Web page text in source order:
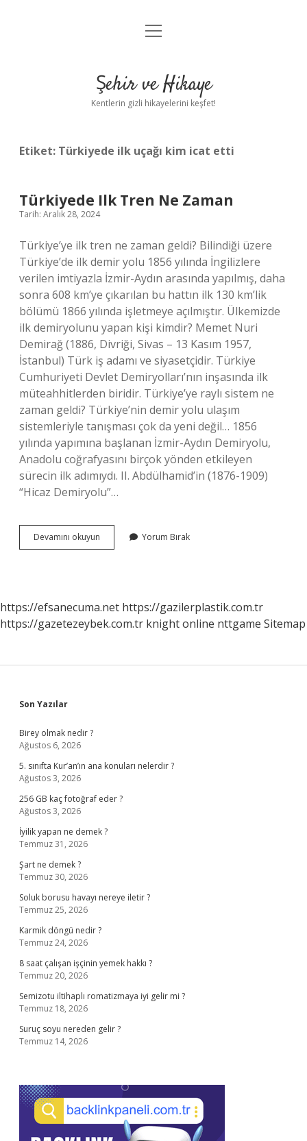
Anasayfa
Yasal Uyarı
menüyü
Şehir ve Hikaye
Kentlerin gizli hikayelerini keşfet!
Etiket: Türkiyede ilk uçağı kim icat etti
Türkiyede Ilk Tren Ne Zaman
Tarih: Aralık 28, 2024
Türkiye’ye ilk tren ne zaman geldi? Bilindiği üzere
Türkiye’de ilk demir yolu 1856 yılında İngilizlere
verilen imtiyazla İzmir-Aydın arasında yapılmış, daha
sonra 608 km’ye çıkarılan bu hattın ilk 130 km’lik
bölümü 1866 yılında işletmeye açılmıştır. Ülkemizde
ilk demiryolunu yapan kişi kimdir? Memet Nuri
Demirağ (1886, Divriği, Sivas – 13 Kasım 1957,
İstanbul) Türk iş adamı ve siyasetçidir. Türkiye
Cumhuriyeti Devlet Demiryolları’nın inşasında ilk
müteahhitlerden biridir. Türkiye’ye raylı sistem ne
zaman geldi? Türkiye’nin demir yolu ulaşım
sistemleriyle tanışması çok da yeni değil… 1856
yılında yapımına başlanan İzmir-Aydın Demiryolu,
Anadolu coğrafyasını birçok yönden etkileyen
sürecin ilk adımıydı. II. Abdülhamid’in (1876-1909)
“Hicaz Demiryolu”…
Devamını okuyun Türkiyede
Ilk
Yorum Bırak
https://efsanecuma.net https://gazilerplastik.com.tr
https://gazetezeybek.com.tr knight online nttgame Sitemap
Sidebar
Son Yazılar
Birey olmak nedir ?
Ağustos 6, 2026
5. sınıfta Kur’an’ın ana konuları nelerdir ?
Ağustos 3, 2026
256 GB kaç fotoğraf eder ?
Ağustos 3, 2026
İyilik yapan ne demek ?
Temmuz 31, 2026
Şart ne demek ?
Temmuz 30, 2026
Soluk borusu havayı nereye iletir ?
Temmuz 25, 2026
Karmik döngü nedir ?
Temmuz 24, 2026
8 saat çalışan işçinin yemek hakkı ?
Temmuz 20, 2026
Semizotu iltihaplı romatizmaya iyi gelir mi ?
Temmuz 18, 2026
Suruç soyu nereden gelir ?
Temmuz 14, 2026